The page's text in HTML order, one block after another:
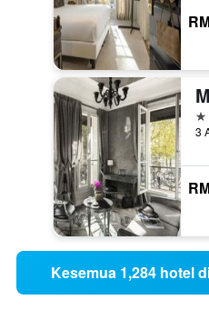
5
Kesemua 1,284 hotel